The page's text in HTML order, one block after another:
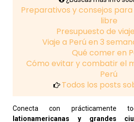
Preparativos y consejos
libre
Presupuesto de
Viaje a Perú en 3
Qué comer en
Cómo evitar y combatir el
Perú
Todos los posts
Conecta con prácticamente
lationamericanas y grandes